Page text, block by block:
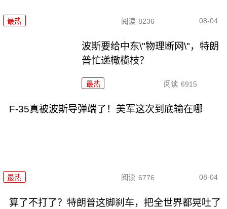
最热 阅读 8236 08-04
波斯要给中东\"物理断网\"，特朗
普忙递橄榄枝？
最热 阅读 6915
F-35真被波斯导弹端了！美军这次到底输在哪
最热 阅读 6776 08-04
算了不打了？特朗普这脚刹车，把全世界都晃吐了